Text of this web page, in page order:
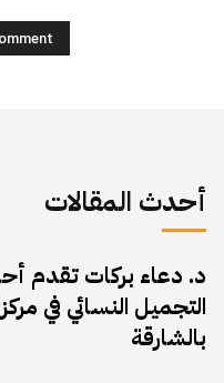
أحدث المقالات
د. دعاء بركات تقدم
التجميل النسائي في
بالشارقة